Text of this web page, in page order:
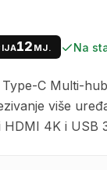
12 MJ. Na
Type-C Multi-
više
4K i USB